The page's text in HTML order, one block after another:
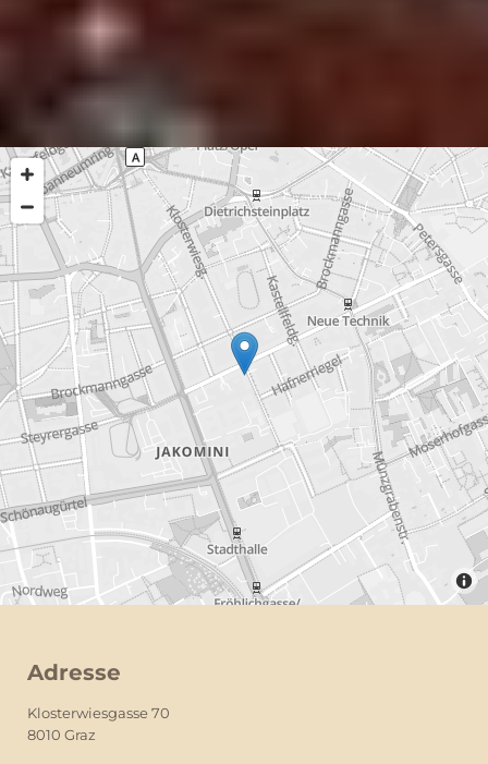
Adresse
Klosterwiesgasse 70
8010 Graz